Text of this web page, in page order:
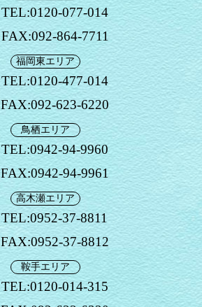
TEL:0120-077-014
FAX:092-864-7711
福岡東エリア
TEL:0120-477-014
FAX:092-623-6220
鳥栖エリア
TEL:0942-94-9960
FAX:0942-94-9961
高木瀬エリア
TEL:0952-37-8811
FAX:0952-37-8812
鞍手エリア
TEL:0120-014-315